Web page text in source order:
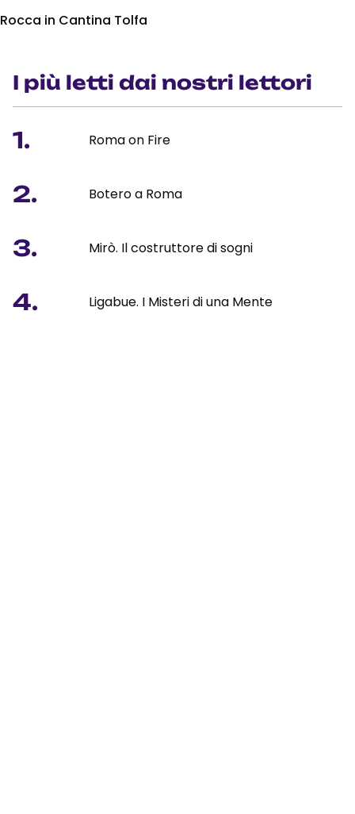
Rocca in Cantina Tolfa
I più letti dai nostri lettori
1. Roma on Fire
2. Botero a Roma
3. Mirò. Il costruttore di sogni
4. Ligabue. I Misteri di una Mente